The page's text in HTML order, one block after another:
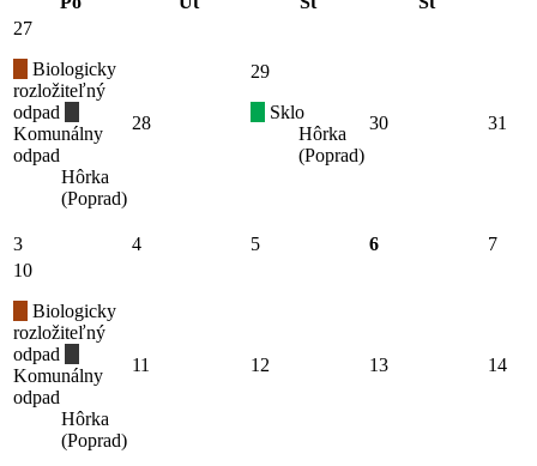
27
Biologicky
rozložiteľný
odpad
Komunálny
odpad
Hôrka
(Poprad)
28
29
Sklo
Hôrka
(Poprad)
30 31
3 4 5 6
7
10
Biologicky
rozložiteľný
odpad
Komunálny
odpad
Hôrka
(Poprad)
11 12 13 14